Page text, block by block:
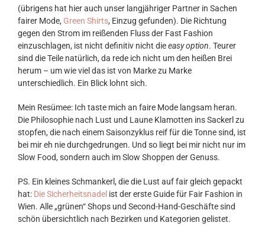
(übrigens hat hier auch unser langjähriger Partner in Sachen
fairer Mode, Green Shirts, Einzug gefunden). Die Richtung
gegen den Strom im reißenden Fluss der Fast Fashion
einzuschlagen, ist nicht definitiv nicht dieeasy option. Teurer
sind die Teile natürlich, da rede ich nicht um den heißen Brei
herum – um wie viel das ist von Marke zu Marke
unterschiedlich. Ein Blick lohnt sich.
Mein Resümee: Ich taste mich an faire Mode langsam heran.
Die Philosophie nach Lust und Laune Klamotten ins Sackerl zu
stopfen, die nach einem Saisonzyklus reif für die Tonne sind, ist
bei mir eh nie durchgedrungen. Und so liegt bei mir nicht nur im
Slow Food, sondern auch im Slow Shoppen der Genuss.
PS. Ein kleines Schmankerl, die die Lust auf fair gleich gepackt
hat: Die Sicherheitsnadel ist der erste Guide für Fair Fashion in
Wien. Alle „grünen“ Shops und Second-Hand-Geschäfte sind
schön übersichtlich nach Bezirken und Kategorien gelistet.